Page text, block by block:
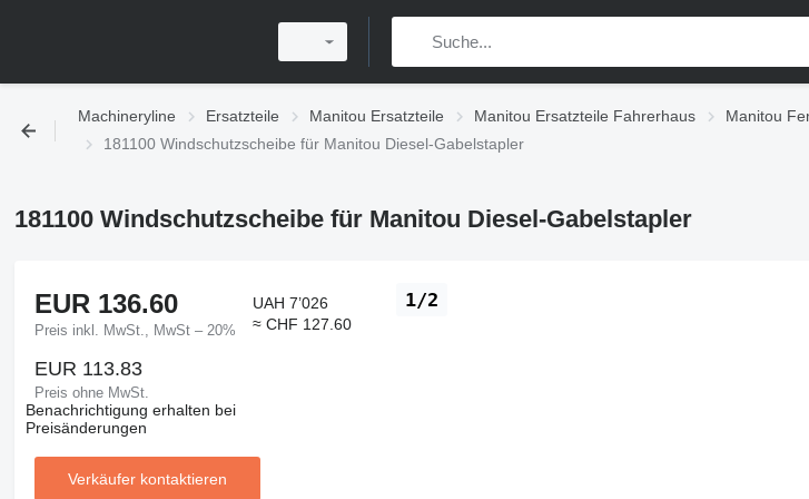
Machineryline Ersatzteile Manitou Ersatzteile Manitou Ersatzteile Fahrerhaus Manitou
181100 Windschutzscheibe für Manitou Diesel-Gabelstapler
181100 Windschutzscheibe für Manitou Diesel-Gabelstapler
1/2
EUR 136.60
Preis inkl. MwSt., MwSt – 20%
UAH 7’026
≈ CHF 127.60
EUR 113.83
Preis ohne MwSt.
Benachrichtigung erhalten bei
Preisänderungen
Verkäufer kontaktieren